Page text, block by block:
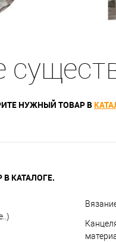
НУЖНЫЙ ТОВАР В
КАТАЛОГЕ.